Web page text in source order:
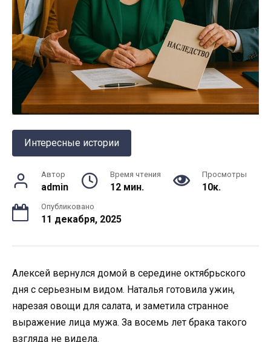
Интересные истории
Автор
admin
Время чтения
12 мин.
Просмотры
10к.
Опубликовано
11 декабря, 2025
Алексей вернулся домой в середине октябрьского
дня с серьезным видом. Наталья готовила ужин,
нарезая овощи для салата, и заметила странное
выражение лица мужа. За восемь лет брака такого
взгляда не видела.